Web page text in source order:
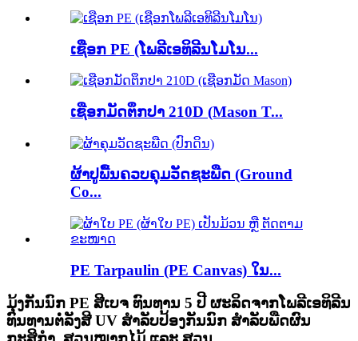
ເຊືອກ PE (ໂພລີເອທິລີນໂມໂນ...
ເຊືອກມັດຕຶກປາ 210D (Mason T...
ຜ້າປູພື້ນຄວບຄຸມວັດຊະພືດ (Ground
Co...
PE Tarpaulin (PE Canvas) ໃນ...
ມຸ້ງກັນນົກ PE ສີເບຈ ທົນທານ 5 ປີ ຜະລິດຈາກໂພລີເອທິລີນ
ທົນທານຕໍ່ລັງສີ UV ສຳລັບປ້ອງກັນນົກ ສຳລັບພືດຜົນ